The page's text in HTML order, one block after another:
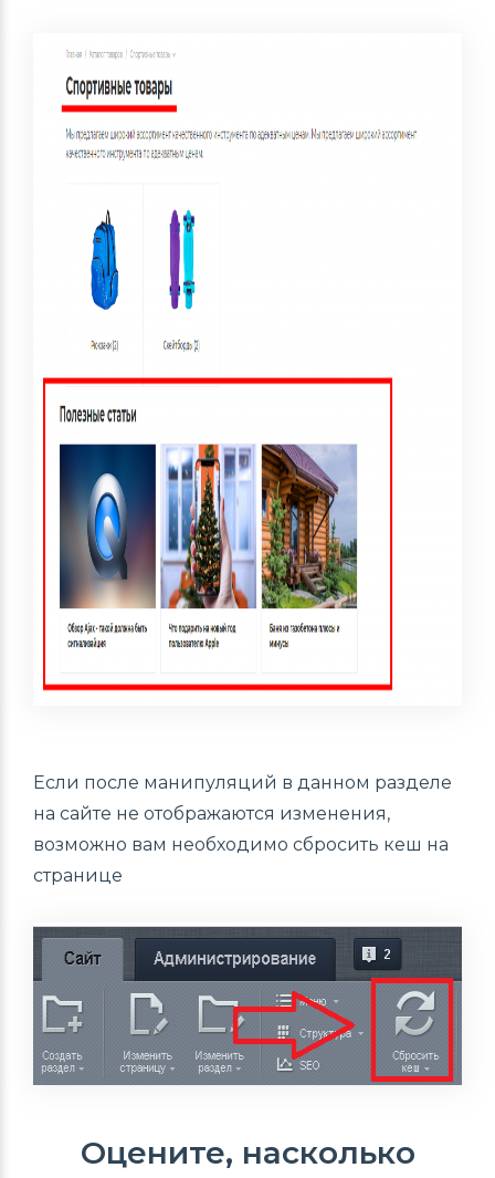
Если после манипуляций в данном разделе
на сайте не отображаются изменения,
возможно вам необходимо сбросить кеш на
странице
Оцените, насколько